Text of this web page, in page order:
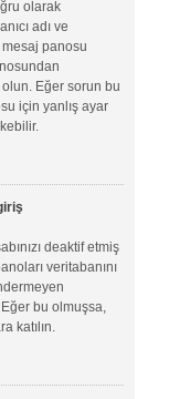
olarak
adı ve
panosu
olun. Eğer sorun bu
için yanlış ayar
deaktif etmiş
veritabanını
Eğer bu olmuşsa,
katılın.